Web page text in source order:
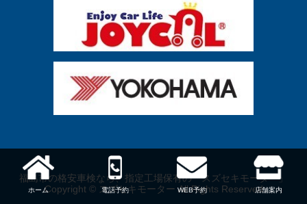
ホーム 電話予約 WEB予約 店舗案内
福島市の格安車検なら、指定工場保有の「スズセキモーター」
Copyright © スズセキモーター All Rights Reserved